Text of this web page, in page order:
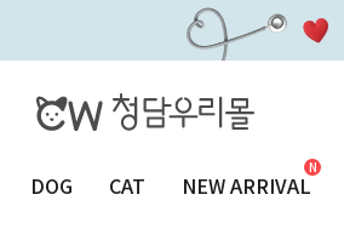
DOG CAT NEW ARRIVAL